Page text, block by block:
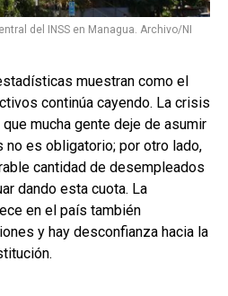
del INSS en Managua. Archivo/NI
muestran como el
continúa cayendo. La crisis
mucha gente deje de asumir
no es obligatorio; por otro lado,
cantidad de desempleados
dando esta cuota. La
en el país también
y hay desconfianza hacia la